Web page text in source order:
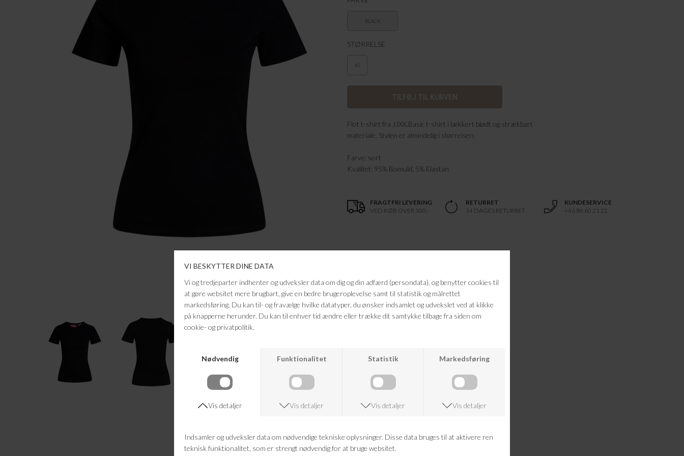
BLACK
STØRRELSE
XS
Flot t-shirt fra JJXX.Basic t-shirt i lækkert blødt og strækbart
materiale. Stylen er almindelig i størrelsen.
Farve: sort
Kvalitet: 95% Bomuld, 5% Elastan
FRAGTFRI LEVERING
VED KØB OVER 500,-
RETURRET
14 DAGES RETURRET
KUNDESERVICE
+46 86 60 21 22